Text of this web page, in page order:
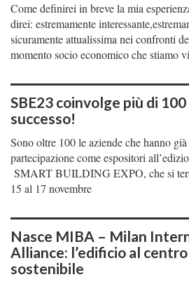
Come definirei in breve la mia
direi: estremamente
sicuramente attualissima nei confronti
momento socio economico che stiamo
SBE23 coinvolge più di
successo!
Sono oltre 100 le aziende che hanno
partecipazione come espositori
SMART BUILDING EXPO, che si
15 al 17 novembre
Nasce MIBA – Milan
Alliance: l’edificio al
sostenibile